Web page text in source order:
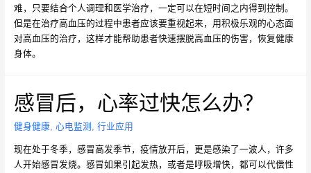
难，只要结合个人调理和医学治疗，一定可以在短时间之内得到控制。
但是在治疗高血压的过程中患者应该要重视起来，用积极乐观的心态面
对高血压的治疗，这样才能帮助患者快速摆脱高血压的伤害，恢复健康
身体。
感冒后，心率过快怎么办？
健身健康, 心电监测 , 行业应用
现在处于冬季，感冒高发季节，疫情放开后，更是感染了一波人，许多
人开始感冒发烧。感冒如果引起发热，或者是呼吸增快，都可以代偿性